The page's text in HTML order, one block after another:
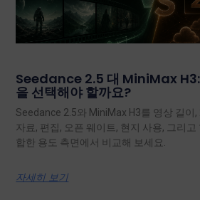
Seedance 2.5 대 MiniMax H3:
을 선택해야 할까요?
Seedance 2.5와 MiniMax H3를 영상 길이,
자료, 편집, 오픈 웨이트, 현지 사용, 그리고
합한 용도 측면에서 비교해 보세요.
자세히 보기